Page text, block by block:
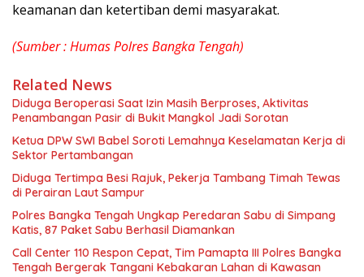
keamanan dan ketertiban demi masyarakat.
(Sumber : Humas Polres Bangka Tengah)
Related News
Diduga Beroperasi Saat Izin Masih Berproses, Aktivitas
Penambangan Pasir di Bukit Mangkol Jadi Sorotan
Ketua DPW SWI Babel Soroti Lemahnya Keselamatan Kerja di
Sektor Pertambangan
Diduga Tertimpa Besi Rajuk, Pekerja Tambang Timah Tewas
di Perairan Laut Sampur
Polres Bangka Tengah Ungkap Peredaran Sabu di Simpang
Katis, 87 Paket Sabu Berhasil Diamankan
Call Center 110 Respon Cepat, Tim Pamapta III Polres Bangka
Tengah Bergerak Tangani Kebakaran Lahan di Kawasan